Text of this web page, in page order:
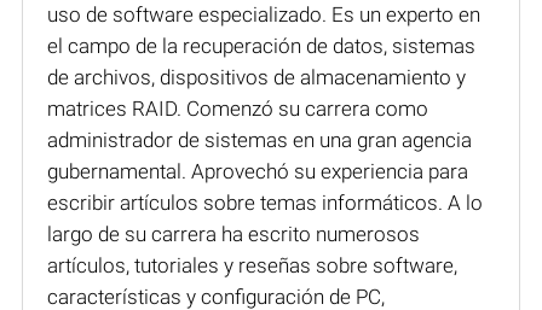
uso de software especializado. Es un experto en
el campo de la recuperación de datos, sistemas
de archivos, dispositivos de almacenamiento y
matrices RAID. Comenzó su carrera como
administrador de sistemas en una gran agencia
gubernamental. Aprovechó su experiencia para
escribir artículos sobre temas informáticos. A lo
largo de su carrera ha escrito numerosos
artículos, tutoriales y reseñas sobre software,
características y configuración de PC,